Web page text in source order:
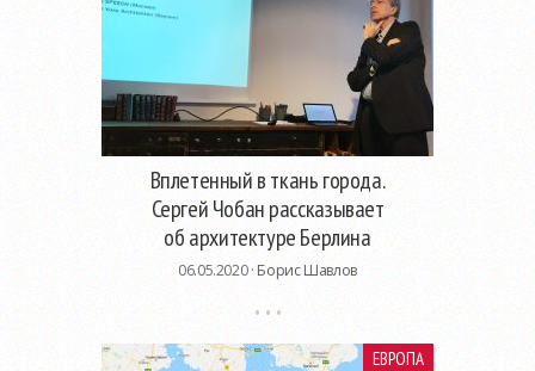
Вплетенный в ткань города.
Сергей Чобан рассказывает
об архитектуре Берлина
06.05.2020 ·Борис Шавлов
ЕВРОПА